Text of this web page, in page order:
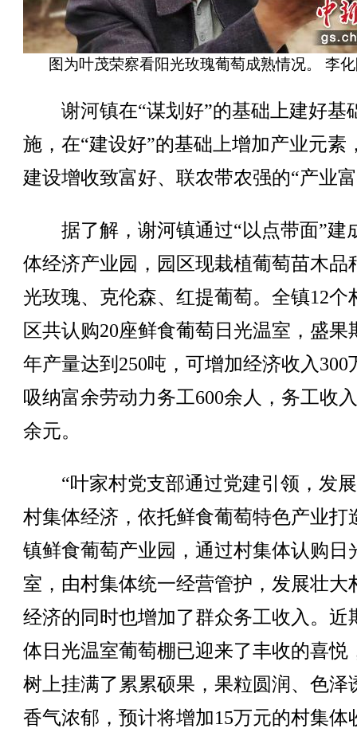
图为叶茂荣察看阳光玫瑰葡萄成熟情况。 李
谢河镇在“谋划好”的基础上建好基
施，在“建设好”的基础上增加产业元素
建设增收致富好、联农带农强的“产业
据了解，谢河镇通过“以点带面”建
体经济产业园，园区现栽植葡萄苗木品
光玫瑰、克伦森、红提葡萄。全镇12个
区共认购20座鲜食葡萄日光温室，盛果
年产量达到250吨，可增加经济收入300
吸纳富余劳动力务工600余人，务工收
余元。
“叶家村党支部通过党建引领，发
村集体经济，依托鲜食葡萄特色产业打
镇鲜食葡萄产业园，通过村集体认购日
室，由村集体统一经营管护，发展壮大
经济的同时也增加了群众务工收入。近
体日光温室葡萄棚已迎来了丰收的喜悦
树上挂满了累累硕果，果粒圆润、色泽
香气浓郁，预计将增加15万元的村集体